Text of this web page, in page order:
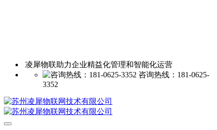
凌犀物联助力企业精益化管理和智能化运营
咨询热线：181-0625-
3352